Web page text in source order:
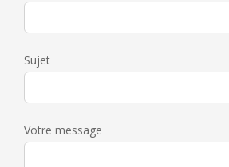
Sujet
Votre message